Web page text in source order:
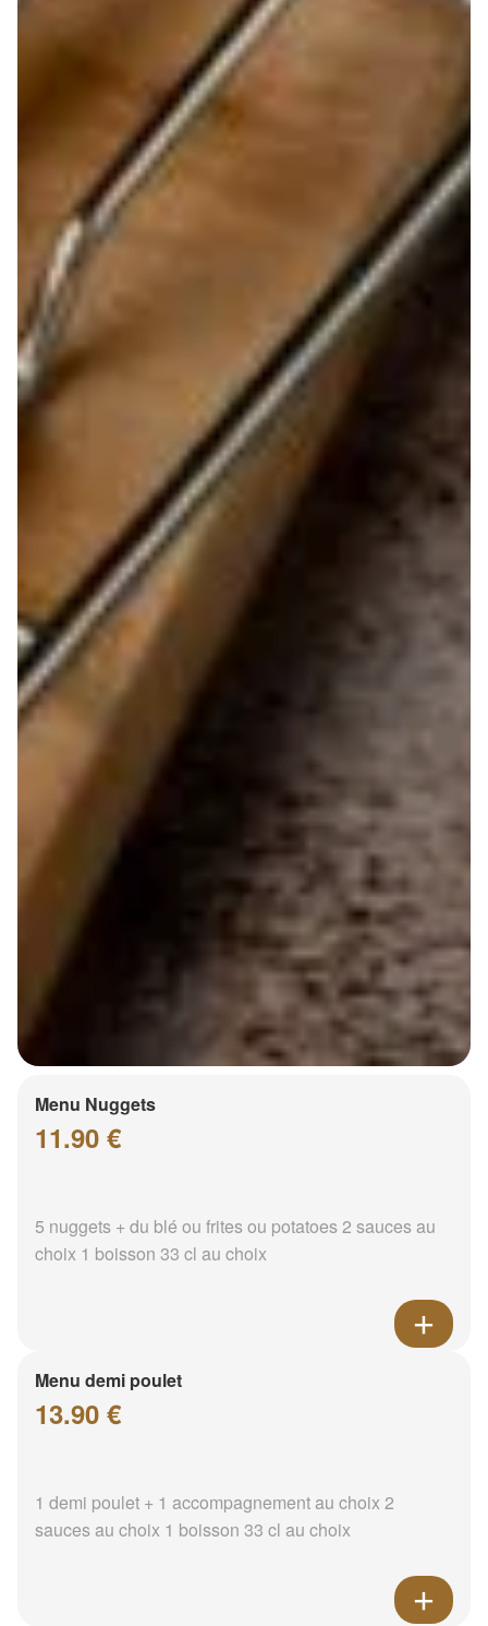
Menu Nuggets
11.90 €
5 nuggets + du blé ou frites ou potatoes 2 sauces au
choix 1 boisson 33 cl au choix
Menu demi poulet
13.90 €
1 demi poulet + 1 accompagnement au choix 2
sauces au choix 1 boisson 33 cl au choix